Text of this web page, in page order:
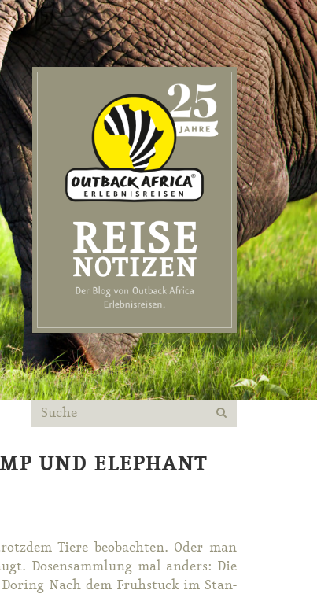
UND ELEPHANT
Tie­re be­ob­ach­ten. Oder man
Do­sen­samm­lung mal an­ders: Die
Dö­ring Nach dem Früh­stück im Stan­